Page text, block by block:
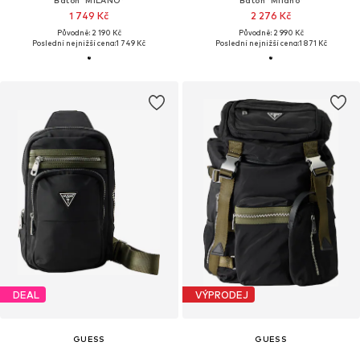
1 749 Kč
Původně: 2 190 Kč
Poslední nejnižší cena:1 749 Kč
2 276 Kč
Původně: 2 990 Kč
Poslední nejnižší cena:1 871 Kč
DEAL
GUESS
VÝPRODEJ
GUESS